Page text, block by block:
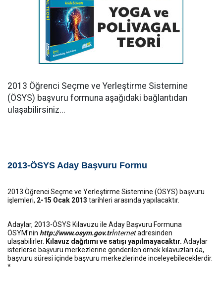
2013 Öğrenci Seçme ve Yerleştirme Sistemine
(ÖSYS) başvuru formuna aşağıdaki bağlantıdan
ulaşabilirsiniz...
2013-ÖSYS Aday Başvuru Formu
2013 Öğrenci Seçme ve Yerleştirme Sistemine (ÖSYS) başvuru
işlemleri, 2-15 Ocak 2013 tarihleri arasında yapılacaktır.
Adaylar, 2013-ÖSYS Kılavuzu ile Aday Başvuru Formuna
ÖSYM'nin http://www.osym.gov.trİnternetadresinden
ulaşabilirler. Kılavuz dağıtımı ve satışı yapılmayacaktır. Adaylar
isterlerse başvuru merkezlerine gönderilen örnek kılavuzları da,
başvuru süresi içinde başvuru merkezlerinde inceleyebileceklerdir.
*